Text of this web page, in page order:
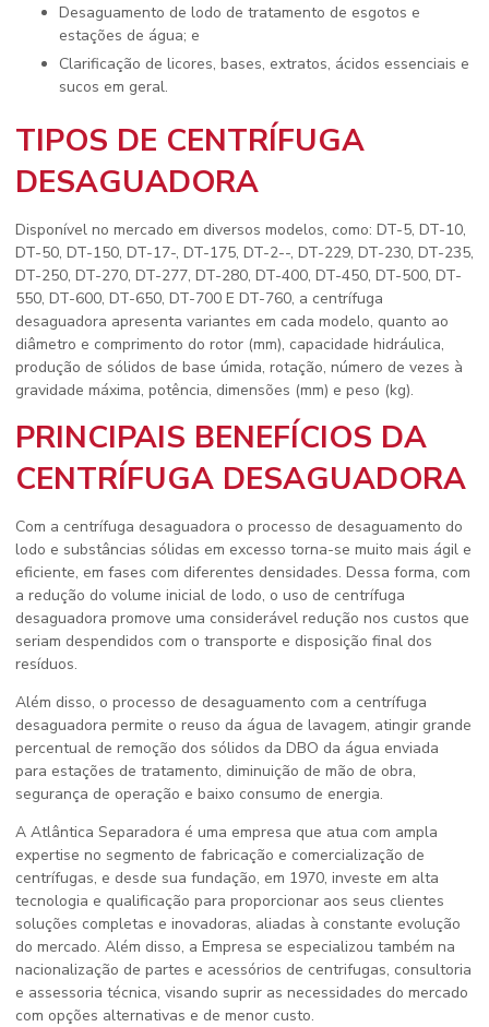
desaguamento de lodo de tratamento de esgotos e
estações de água; e
clarificação de licores, bases, extratos, ácidos essenciais e
sucos em geral.
TIPOS DE CENTRÍFUGA
DESAGUADORA
Disponível no mercado em diversos modelos, como: DT-5, DT-10,
DT-50, DT-150, DT-17-, DT-175, DT-2--, DT-229, DT-230, DT-235,
DT-250, DT-270, DT-277, DT-280, DT-400, DT-450, DT-500, DT-
550, DT-600, DT-650, DT-700 E DT-760, a centrífuga
desaguadora apresenta variantes em cada modelo, quanto ao
diâmetro e comprimento do rotor (mm), capacidade hidráulica,
produção de sólidos de base úmida, rotação, número de vezes à
gravidade máxima, potência, dimensões (mm) e peso (kg).
PRINCIPAIS BENEFÍCIOS DA
CENTRÍFUGA DESAGUADORA
Com a centrífuga desaguadora o processo de desaguamento do
lodo e substâncias sólidas em excesso torna-se muito mais ágil e
eficiente, em fases com diferentes densidades. Dessa forma, com
a redução do volume inicial de lodo, o uso de centrífuga
desaguadora promove uma considerável redução nos custos que
seriam despendidos com o transporte e disposição final dos
resíduos.
Além disso, o processo de desaguamento com a centrífuga
desaguadora permite o reuso da água de lavagem, atingir grande
percentual de remoção dos sólidos da DBO da água enviada
para estações de tratamento, diminuição de mão de obra,
segurança de operação e baixo consumo de energia.
A Atlântica Separadora é uma empresa que atua com ampla
expertise no segmento de fabricação e comercialização de
centrífugas, e desde sua fundação, em 1970, investe em alta
tecnologia e qualificação para proporcionar aos seus clientes
soluções completas e inovadoras, aliadas à constante evolução
do mercado. Além disso, a Empresa se especializou também na
nacionalização de partes e acessórios de centrifugas, consultoria
e assessoria técnica, visando suprir as necessidades do mercado
com opções alternativas e de menor custo.